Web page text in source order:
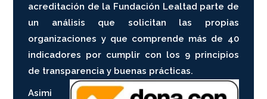
acreditación de la Fundación Lealtad parte de
un análisis que solicitan las propias
organizaciones y que comprende más de 40
indicadores por cumplir con los 9 principios
de transparencia y buenas prácticas.
Asimi